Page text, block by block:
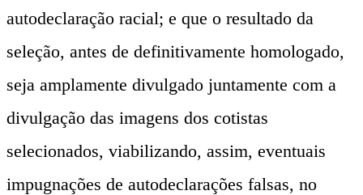
autodeclaração racial; e que o resultado da
seleção, antes de definitivamente homologado,
seja amplamente divulgado juntamente com a
divulgação das imagens dos cotistas
selecionados, viabilizando, assim, eventuais
impugnações de autodeclarações falsas, no